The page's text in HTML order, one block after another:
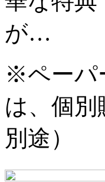
※ペーパ
は、個
別途）